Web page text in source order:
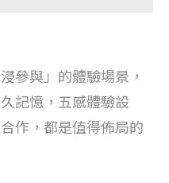
參與」的體驗場景，
記憶，五感體驗設
作，都是值得佈局的